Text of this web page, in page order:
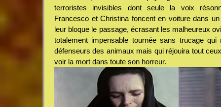
terroristes invisibles dont seule la voix
Francesco et Christina foncent en voiture dans
leur bloque le passage, écrasant les malheureux
totalement impensable tournée sans trucage
défenseurs des animaux mais qui réjouira tout
voir la mort dans toute son horreur.